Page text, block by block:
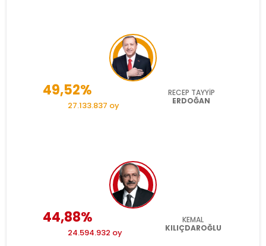
RECEP TAYYİP
ERDOĞAN
49,52%
27.133.837 oy
KEMAL
KILIÇDAROĞLU
44,88%
24.594.932 oy